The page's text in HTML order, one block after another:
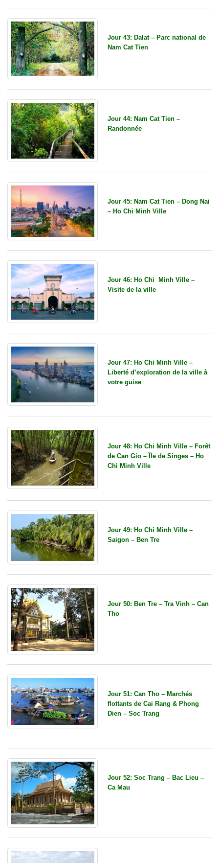
Jour 43: Dalat – Parc national de
Nam Cat Tien
Jour 44: Nam Cat Tien –
Randonnée
Jour 45: Nam Cat Tien – Dong Nai
– Ho Chi Minh Ville
Jour 46: Ho Chi Minh Ville –
Visite de la ville
Jour 47: Ho Chi Minh Ville –
Liberté d’exploration de la ville à
votre guise
Jour 48: Ho Chi Minh Ville – Forêt
de Can Gio – Île de Singes – Ho
Chi Minh Ville
Jour 49: Ho Chi Minh Ville –
Saigon – Ben Tre
Jour 50: Ben Tre – Tra Vinh – Can
Tho
Jour 51: Can Tho – Marchés
flottants de Cai Rang & Phong
Dien – Soc Trang
Jour 52: Soc Trang – Bac Lieu –
Ca Mau